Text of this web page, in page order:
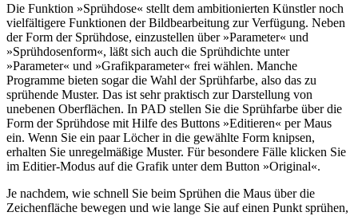
Die Funktion »Sprühdose« stellt dem ambitionierten Künstler noch
vielfältigere Funktionen der Bildbearbeitung zur Verfügung. Neben
der Form der Sprühdose, einzustellen über »Parameter« und
»Sprühdosenform«, läßt sich auch die Sprühdichte unter
»Parameter« und »Grafikparameter« frei wählen. Manche
Programme bieten sogar die Wahl der Sprühfarbe, also das zu
sprühende Muster. Das ist sehr praktisch zur Darstellung von
unebenen Oberflächen. In PAD stellen Sie die Sprühfarbe über die
Form der Sprühdose mit Hilfe des Buttons »Editieren« per Maus
ein. Wenn Sie ein paar Löcher in die gewählte Form knipsen,
erhalten Sie unregelmäßige Muster. Für besondere Fälle klicken Sie
im Editier-Modus auf die Grafik unter dem Button »Original«.
Je nachdem, wie schnell Sie beim Sprühen die Maus über die
Zeichenfläche bewegen und wie lange Sie auf einen Punkt sprühen,